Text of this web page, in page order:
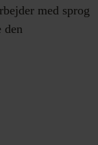
med sprog
den